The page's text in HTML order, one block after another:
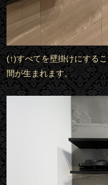
(↑)すべてを壁掛けにする
間が生まれます。